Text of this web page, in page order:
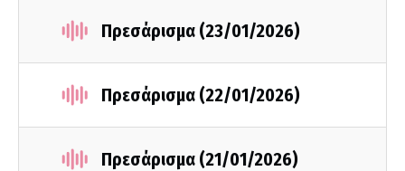
Πρεσάρισμα (23/01/2026)
Πρεσάρισμα (22/01/2026)
Πρεσάρισμα (21/01/2026)